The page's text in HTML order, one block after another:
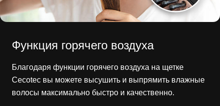
Функция горячего воздуха
Благодаря функции горячего воздуха на щетке
Cecotec вы можете высушить и выпрямить влажные
волосы максимально быстро и качественно.